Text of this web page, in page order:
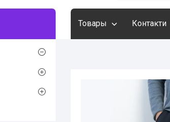
Товары Контакти